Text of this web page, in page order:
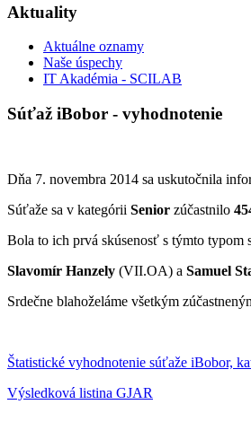
Aktuality
Aktuálne oznamy
Naše úspechy
IT Akadémia - SCILAB
Súťaž iBobor - vyhodnotenie
Dňa 7. novembra 2014 sa uskutočnila
Súťaže sa v kategórii Senior zúčastnilo
Bola to ich prvá skúsenosť s týmto typom
Slavomír Hanzely (VII.OA) a Samuel
Srdečne blahoželáme všetkým
Štatistické vyhodnotenie súťaže iBobor,
Výsledková listina GJAR